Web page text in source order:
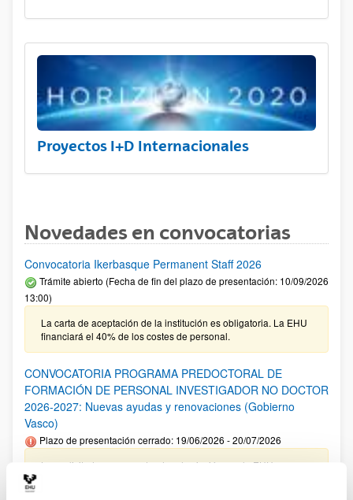
Proyectos I+D Internacionales
Novedades en convocatorias
Convocatoria Ikerbasque Permanent Staff 2026
Trámite abierto (Fecha de fin del plazo de presentación: 10/09/2026
13:00)
La carta de aceptación de la institución es obligatoria. La EHU
financiará el 40% de los costes de personal.
CONVOCATORIA PROGRAMA PREDOCTORAL DE
FORMACIÓN DE PERSONAL INVESTIGADOR NO DOCTOR
2026-2027: Nuevas ayudas y renovaciones (Gobierno
Vasco)
Plazo de presentación cerrado: 19/06/2026 - 20/07/2026
Las solicitudes cuyo centro de adscripción sea la EHU no